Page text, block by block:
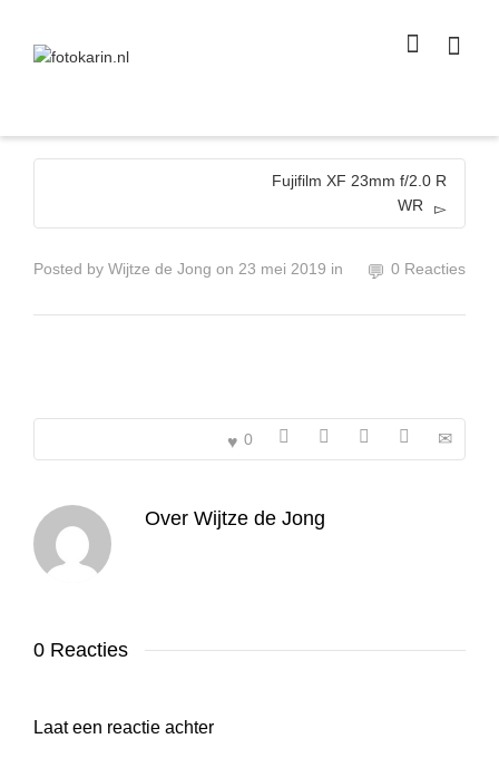
size
Super Search
Fujifilm XF 23mm f/2.0 R
WR
Posted by Wijtze de Jong on 23 mei 2019 in 0 Reacties
0
Over Wijtze de Jong
0 Reacties
Laat een reactie achter